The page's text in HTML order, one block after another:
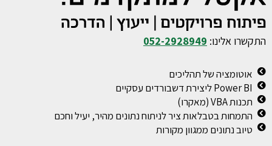
התקשרו אלינו: 052-2928949
אוטומציה של תהליכים
Power BI ליצירת דשבורדים עסקיים
תכנות VBA (מאקרו)
התמחות בטבלאות ציר לניתוח נתונים מהיר, יעיל וחכם
טיוב נתונים ממגוון מקורות